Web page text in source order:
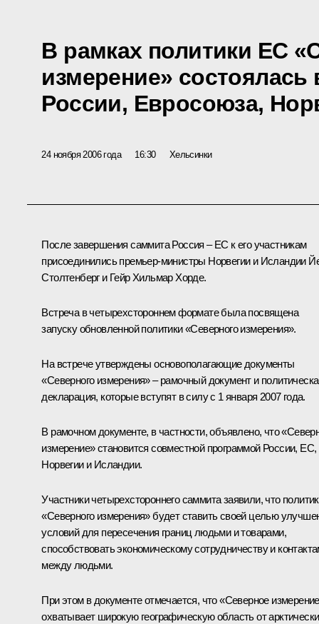
В рамках политики ЕС
измерение» состоялась
России, Евросоюза,
24 ноября 2006 года 16:30 Хельсинки
После завершения саммита Россия – ЕС к его участникам
присоединились премьер-министры Норвегии и Исландии
Столтенберг и Гейр Хильмар Хорде.
Встреча в четырехстороннем формате была посвящена
запуску обновленной политики «Северного измерения».
На встрече утверждены основополагающие документы
«Северного измерения» – рамочный документ и
декларация, которые вступят в силу с 1 января 2007 года.
В рамочном документе, в частности, объявлено, что
измерение» становится совместной программой России, ЕС,
Норвегии и Исландии.
Участники четырехстороннего саммита заявили, что
«Северного измерения» будет ставить своей целью
условий для пересечения границ людьми и товарами,
способствовать экономическому сотрудничеству и
между людьми.
При этом в документе отмечается, что «Северное
охватывает широкую географическую область от